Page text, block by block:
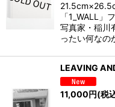
「1_WALL」
写真家・稲川
ったい何な
LEAVING
11,000円(税